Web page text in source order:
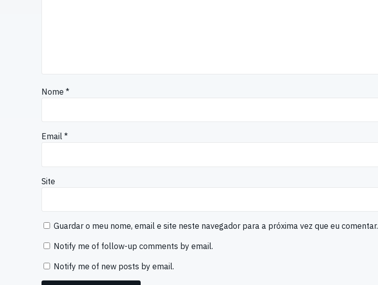
Nome *
Email *
Site
Guardar o meu nome, email e site neste navegador para a próxima vez que eu comentar.
Notify me of follow-up comments by email.
Notify me of new posts by email.